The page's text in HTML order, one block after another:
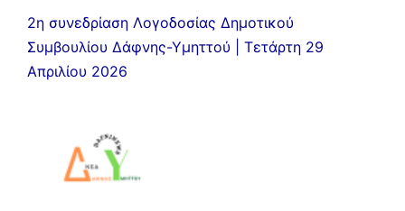
2η συνεδρίαση Λογοδοσίας Δημοτικού
Συμβουλίου Δάφνης-Υμηττού | Τετάρτη 29
Απριλίου 2026